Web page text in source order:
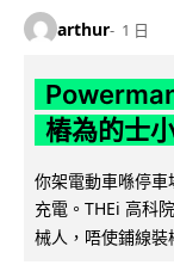
arthur 1 日
樁為的士
你架電動車喺停
充電。THEi 高科
械人，唔使鋪線裝